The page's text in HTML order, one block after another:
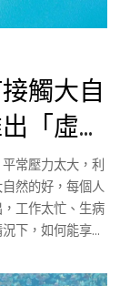
觸大自
「虛擬
常壓力太大，利
然的好，每個人
工作太忙、生病
下，如何能享受